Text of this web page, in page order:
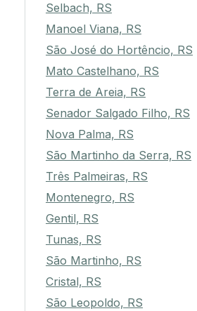
Selbach, RS
Manoel Viana, RS
São José do Hortêncio, RS
Mato Castelhano, RS
Terra de Areia, RS
Senador Salgado Filho, RS
Nova Palma, RS
São Martinho da Serra, RS
Três Palmeiras, RS
Montenegro, RS
Gentil, RS
Tunas, RS
São Martinho, RS
Cristal, RS
São Leopoldo, RS